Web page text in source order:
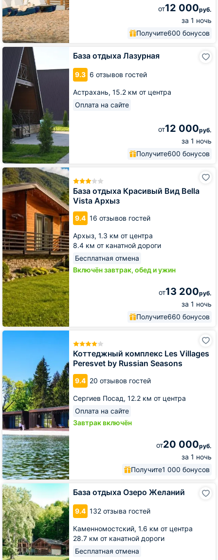
от12 000руб.
за 1 ночь
Получите600 бонусов
База отдыха Лазурная
9.3 6 отзывов гостей
Астрахань, 15.2 км от центра
Оплата на сайте
от12 000руб.
за 1 ночь
Получите600 бонусов
База
отдыха
Лазурная
База отдыха Красивый Вид Bella
Vista Архыз
9.4 16 отзывов гостей
Архыз, 1.3 км от центра
8.4 км от канатной дороги
Бесплатная отмена
Включён завтрак, обед и ужин
от13 200руб.
за 1 ночь
Получите660 бонусов
База
отдыха
Красивый
Вид
Bella
Vista
Архыз
Коттеджный комплекс Les Villages
Peresvet by Russian Seasons
9.4 20 отзывов гостей
Сергиев Посад, 12.2 км от центра
Оплата на сайте
Завтрак включён
от20 000руб.
за 1 ночь
Получите1 000 бонусов
Коттеджный
by
Russian
Seasons
База отдыха Озеро Желаний
9.4 132 отзыва гостей
Каменномостский, 1.6 км от центра
28.7 км от канатной дороги
Бесплатная отмена
База
отдыха
Озеро
Желаний